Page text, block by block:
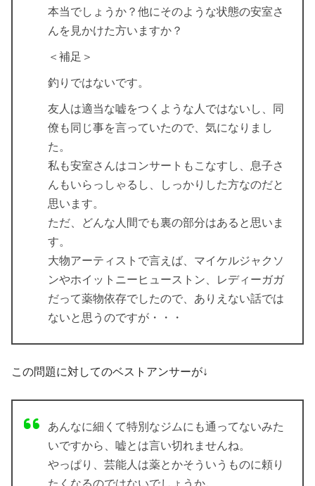
本当でしょうか？他にそのような状態の安室さ
んを見かけた方いますか？
＜補足＞
釣りではないです。
友人は適当な嘘をつくような人ではないし、同
僚も同じ事を言っていたので、気になりまし
た。
私も安室さんはコンサートもこなすし、息子さ
んもいらっしゃるし、しっかりした方なのだと
思います。
ただ、どんな人間でも裏の部分はあると思いま
す。
大物アーティストで言えば、マイケルジャクソ
ンやホイットニーヒューストン、レディーガガ
だって薬物依存でしたので、ありえない話では
ないと思うのですが・・・
この問題に対してのベストアンサーが↓
あんなに細くて特別なジムにも通ってないみた
いですから、嘘とは言い切れませんね。
やっぱり、芸能人は薬とかそういうものに頼り
たくなるのではないでしょうか。